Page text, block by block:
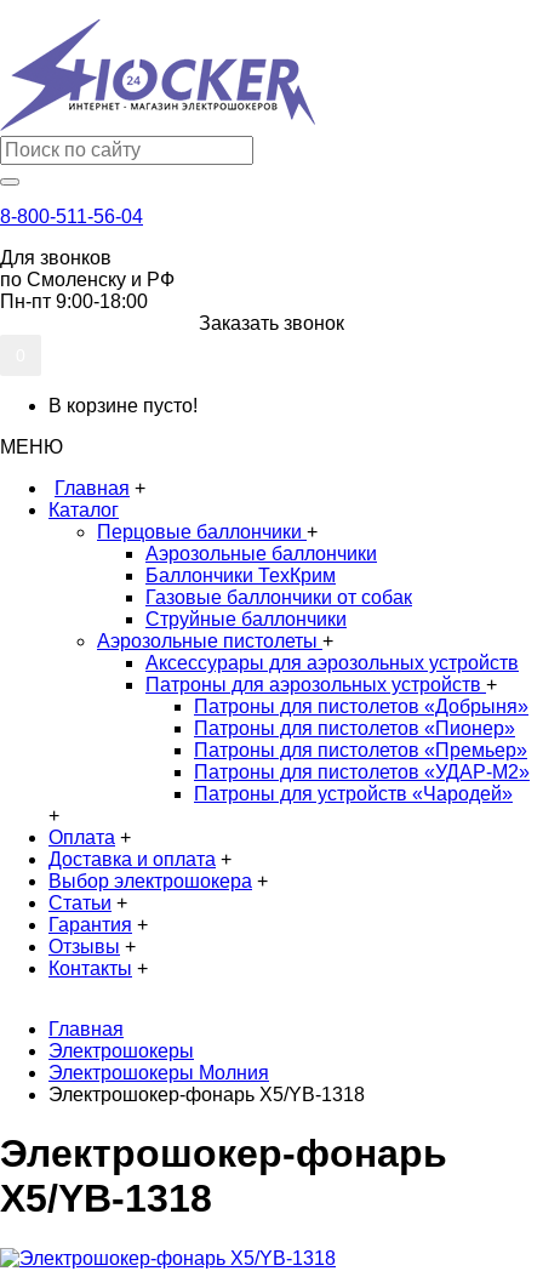
8-800-511-56-04
Для звонков
по Смоленску и РФ
Пн-пт 9:00-18:00
Заказать звонок
В корзине пусто!
МЕНЮ
Главная +
Каталог
Перцовые баллончики +
Аэрозольные баллончики
Баллончики ТехКрим
Газовые баллончики от собак
Струйные баллончики
Аэрозольные пистолеты +
Аксессурары для аэрозольных устройств
Патроны для аэрозольных устройств +
Патроны для пистолетов «Добрыня»
Патроны для пистолетов «Пионер»
Патроны для пистолетов «Премьер»
Патроны для пистолетов «УДАР-M2»
Патроны для устройств «Чародей»
+
Оплата +
Доставка и оплата +
Выбор электрошокера +
Статьи +
Гарантия +
Отзывы +
Контакты +
Главная
Электрошокеры
Электрошокеры Молния
Электрошокер-фонарь X5/YB-1318
Электрошокер-фонарь
X5/YB-1318